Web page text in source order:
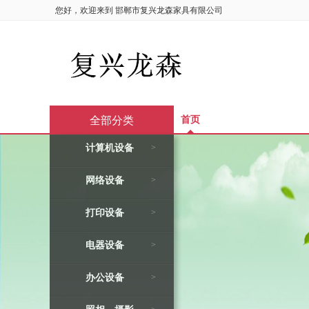
您好，欢迎来到 邯郸市复兴龙森家具有限公司
首页
全部分类
计算机设备 >
网络设备 >
打印设备 >
电器设备 >
办公设备 >